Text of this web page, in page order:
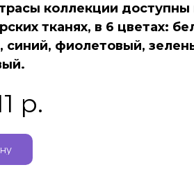
коллекции доступны
тканях, в 6 цветах:
синий, фиолетовый,
р.